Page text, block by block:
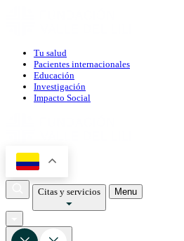
Tu salud
Pacientes internacionales
Educación
Investigación
Impacto Social
Citas y servicios Menu